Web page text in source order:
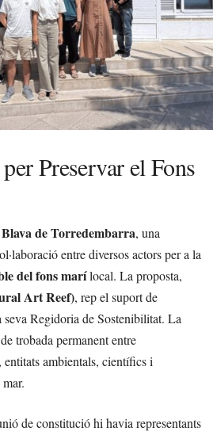
Preservar el Fons
de Torredembarra, una
entre diversos actors per a la
del fons marílocal. La proposta,
Art Reef), rep el suport de
seva Regidoria de Sostenibilitat. La
trobada permanent entre
ambientals, científics i
de constitució hi havia representants